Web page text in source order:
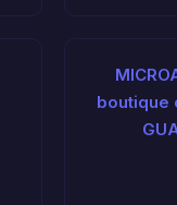
boutique